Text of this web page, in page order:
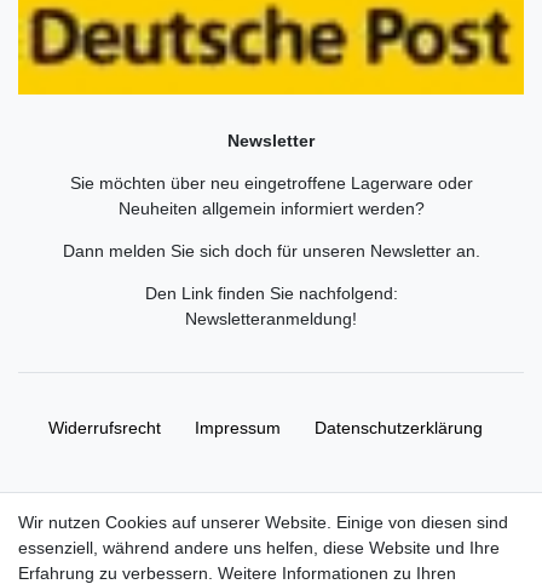
Newsletter
Sie möchten über neu eingetroffene Lagerware oder
Neuheiten allgemein informiert werden?
Dann melden Sie sich doch für unseren Newsletter an.
Den Link finden Sie nachfolgend:
Newsletteranmeldung!
Widerrufs­recht Impressum Daten­schutz­erklärung
© Copyright 2026 | Alle Rechte vorbehalten. HL-
Wir nutzen Cookies auf unserer Website. Einige von diesen sind
essenziell, während andere uns helfen, diese Website und Ihre
Erfahrung zu verbessern. Weitere Informationen zu Ihren